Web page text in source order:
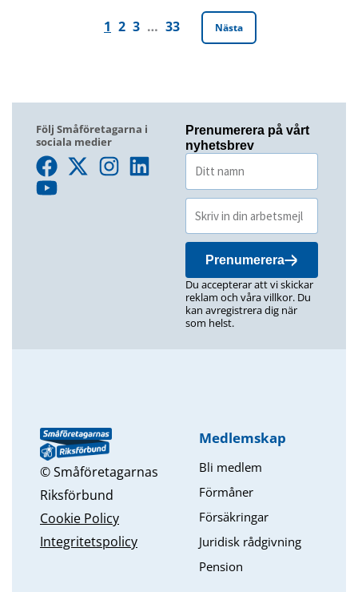
1 2 3 … 33 Nästa
Följ Småföretagarna i
sociala medier
Prenumerera på vårt
nyhetsbrev
Prenumerera
Du accepterar att vi skickar
reklam och våra villkor. Du
kan avregistrera dig när
som helst.
© Småföretagarnas
Riksförbund
Cookie Policy
Integritetspolicy
Medlemskap
Bli medlem
Förmåner
Försäkringar
Juridisk rådgivning
Pension